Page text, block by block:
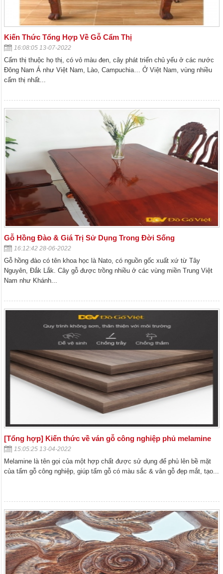
Kiến Thức Tổng Hợp Về Gỗ Cẩm Thị
16:08:05 13-07-2022
Cẩm thị thuộc họ thị, có vỏ màu đen, cây phát triển chủ yếu ở các nước
Đông Nam Á như Việt Nam, Lào, Campuchia… Ở Việt Nam, vùng nhiều
cẩm thị nhất...
Gỗ Hồng Đào & Giá Trị Sử Dụng Trong Đời Sống
16:12:42 28-06-2022
Gỗ hồng đào có tên khoa học là Nato, có nguồn gốc xuất xứ từ Tây
Nguyên, Đắk Lắk. Cây gỗ được trồng nhiều ở các vùng miền Trung Việt
Nam như Khánh...
[Tổng hợp] Kiến thức về ván gỗ công nghiệp phủ melamine
15:05:25 13-04-2022
Melamine là tên gọi của một hợp chất được sử dụng để phủ lên bề mặt
của tấm gỗ công nghiệp, giúp tấm gỗ có màu sắc & vân gỗ đẹp mắt, tạo...